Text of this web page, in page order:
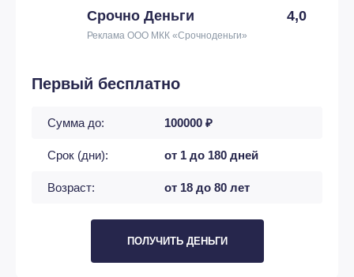
Срочно Деньги 4,0
Реклама ООО МКК «Срочноденьги»
Первый бесплатно
Сумма до: 100000 ₽
Срок (дни): от 1 до 180 дней
Возраст: от 18 до 80 лет
ПОЛУЧИТЬ ДЕНЬГИ